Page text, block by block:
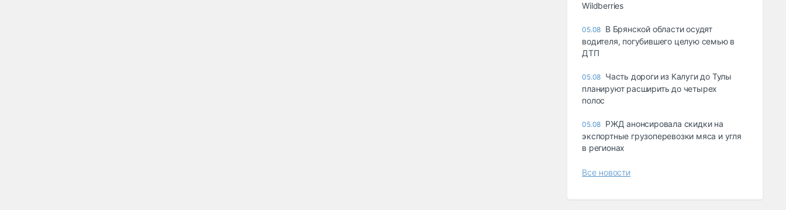
Wildberries
05.08 В Брянской области осудят
водителя, погубившего целую семью в
ДТП
05.08 Часть дороги из Калуги до Тулы
планируют расширить до четырех
полос
05.08 РЖД анонсировала скидки на
экспортные грузоперевозки мяса и угля
в регионах
Все новости